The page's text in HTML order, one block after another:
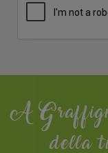
A
della